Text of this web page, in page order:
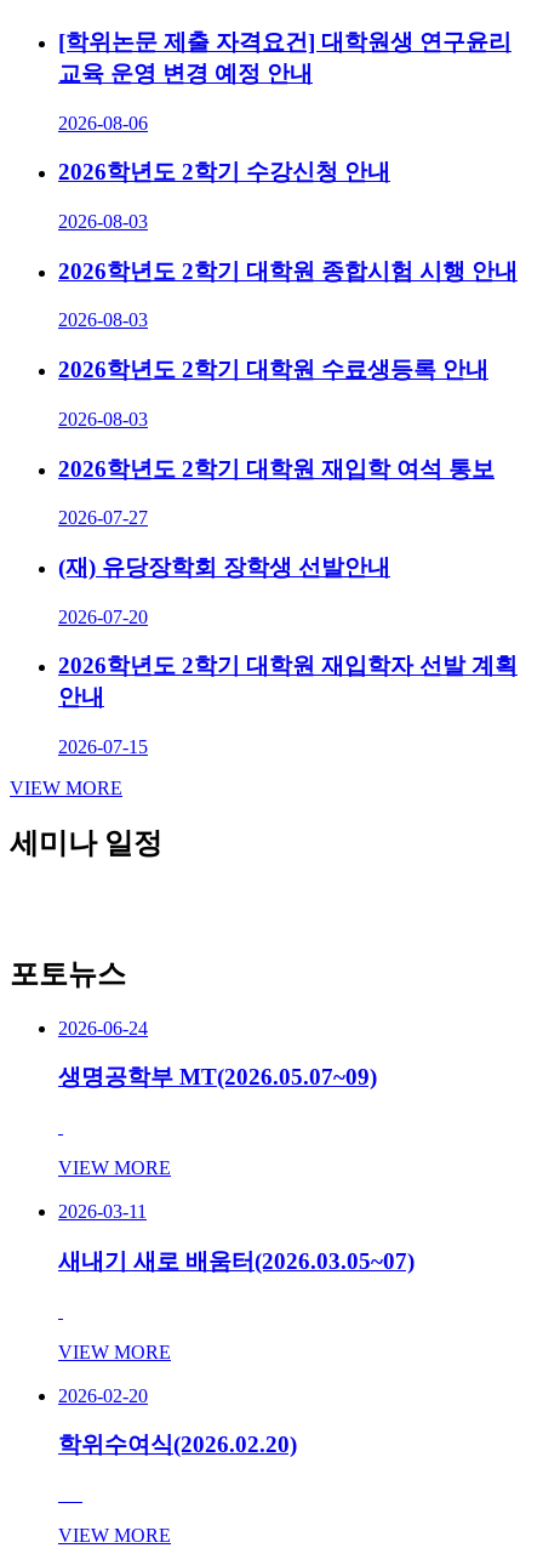
[학위논문 제출 자격요건] 대학원생 연구윤리
교육 운영 변경 예정 안내
2026-08-06
2026학년도 2학기 수강신청 안내
2026-08-03
2026학년도 2학기 대학원 종합시험 시행 안내
2026-08-03
2026학년도 2학기 대학원 수료생등록 안내
2026-08-03
2026학년도 2학기 대학원 재입학 여석 통보
2026-07-27
(재) 유당장학회 장학생 선발안내
2026-07-20
2026학년도 2학기 대학원 재입학자 선발 계획
안내
2026-07-15
VIEW MORE
세미나 일정
포토뉴스
2026-06-24
생명공학부 MT(2026.05.07~09)
VIEW MORE
2026-03-11
새내기 새로 배움터(2026.03.05~07)
VIEW MORE
2026-02-20
학위수여식(2026.02.20)
VIEW MORE